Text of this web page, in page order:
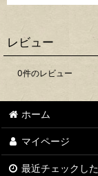
レビュー
0件のレビュー
ホーム
マイページ
最近チェックし